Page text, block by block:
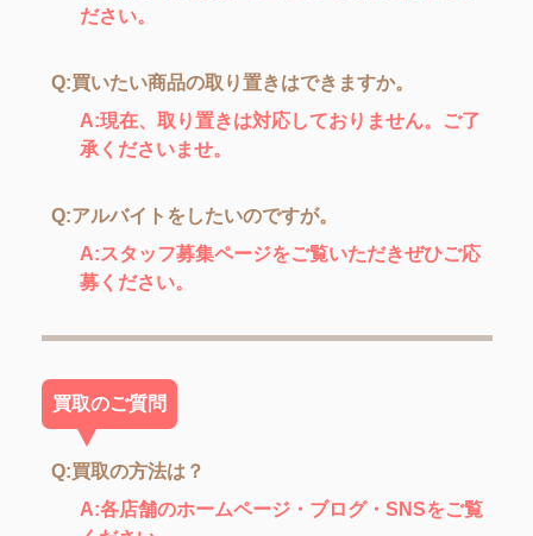
ださい。
Q:買いたい商品の取り置きはできますか。
A:現在、取り置きは対応しておりません。ご了
承くださいませ。
Q:アルバイトをしたいのですが。
A:スタッフ募集ページをご覧いただきぜひご応
募ください。
買取のご質問
Q:買取の方法は？
A:各店舗のホームページ・ブログ・SNSをご覧